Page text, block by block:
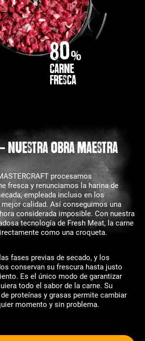
80%
CARNE
FRESCA
- nuestra obra maestra
procesamos
fresca y renunciamos la harina de
empleada incluso en los
calidad. Así conseguimos una
considerada imposible. Con nuestra
tecnología de Fresh Meat, la carne
como una croqueta.
fases previas de secado, y los
conservan su frescura hasta justo
Es el único modo de garantizar
todo el sabor de la carne. Su
proteínas y grasas permite cambiar
momento y sin problema.